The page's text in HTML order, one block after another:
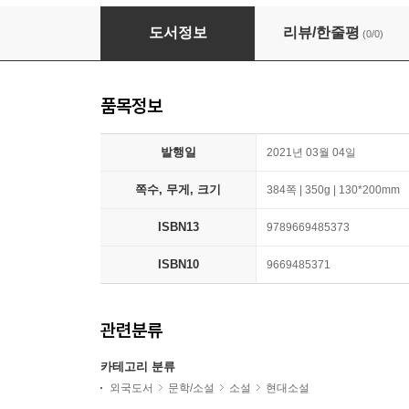
To Kill A Mockingbird
도서정보 리뷰/한줄평 (0/0)
품목정보
발행일 2021년 03월 04일
쪽수, 무게, 크기 384쪽 | 350g | 130*200mm
ISBN13 9789669485373
ISBN10 9669485371
관련분류
카테고리 분류
외국도서 문학/소설 소설 현대소설